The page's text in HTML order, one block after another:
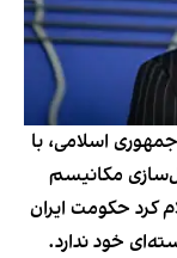
اسلامی، با
مکانیسم
کرد حکومت ایران
خود ندارد.